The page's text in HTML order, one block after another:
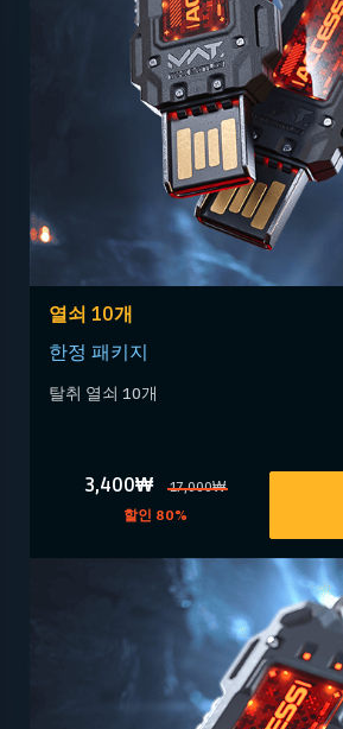
열쇠 10개
한정 패키지
탈취 열쇠 10개
3,400₩
17,000₩
할인 80%